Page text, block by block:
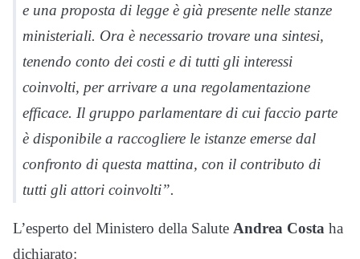
e una proposta di legge è già presente nelle stanze
ministeriali. Ora è necessario trovare una sintesi,
tenendo conto dei costi e di tutti gli interessi
coinvolti, per arrivare a una regolamentazione
efficace. Il gruppo parlamentare di cui faccio parte
è disponibile a raccogliere le istanze emerse dal
confronto di questa mattina, con il contributo di
tutti gli attori coinvolti”.
L’esperto del Ministero della Salute Andrea Costa ha
dichiarato: